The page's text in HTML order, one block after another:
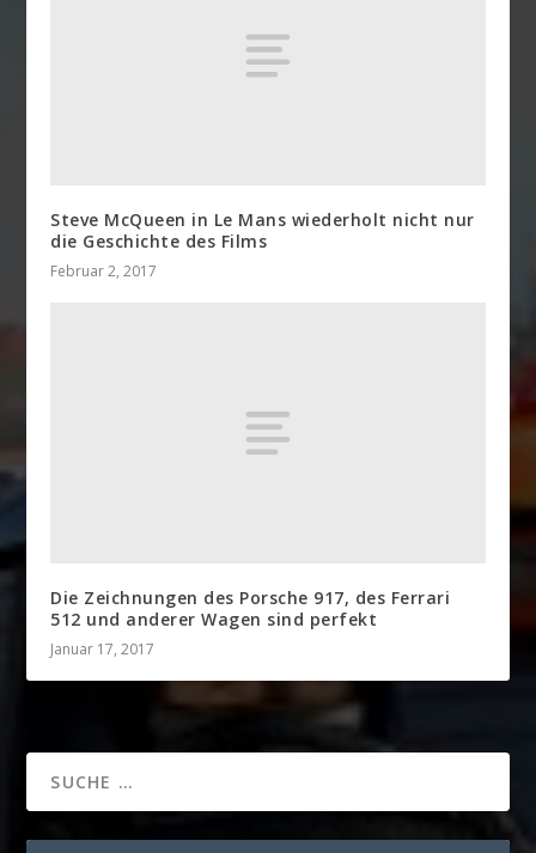
Steve McQueen in Le Mans wiederholt nicht nur
die Geschichte des Films
Februar 2, 2017
Die Zeichnungen des Porsche 917, des Ferrari
512 und anderer Wagen sind perfekt
Januar 17, 2017